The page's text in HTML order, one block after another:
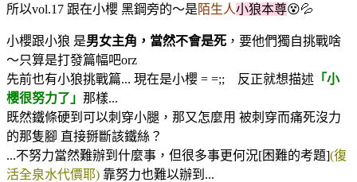
所以vol.17 跟在小櫻 黑鋼旁的～是陌生人小狼本尊😵💦
小櫻跟小狼 是男女主角，當然不會是死 ，要他們獨自挑戰啥
～只算是打發篇幅吧orz
先前也有小狼挑戰篇... 現在是小櫻 = =;; 反正就想描述 「小
櫻很努力了」 那樣...
既然鐵條硬到可以刺穿小腿，那又怎麼用 被刺穿而痛死沒力
的那隻腳 直接掰斷該鐵絲？
...不努力當然難辦到什麼事，但很多事更何況[困難的考題](復
活全泉水代價耶) 靠努力也難以辦到...